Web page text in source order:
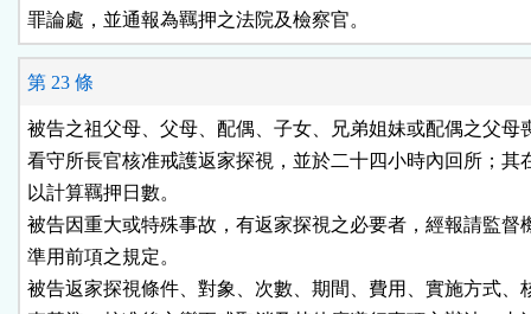
罪論處，並通報為羈押之法院及檢察官。
第 23 條
被告之祖父母、父母、配偶、子女、兄弟姐妹或配偶之父母
看守所長官核准戒護返家探視，並於二十四小時內回所；其
以計算羈押日數。
被告因重大或特殊事故，有返家探視之必要者，經報請監督
準用前項之規定。
被告返家探視條件、對象、次數、期間、費用、實施方式、